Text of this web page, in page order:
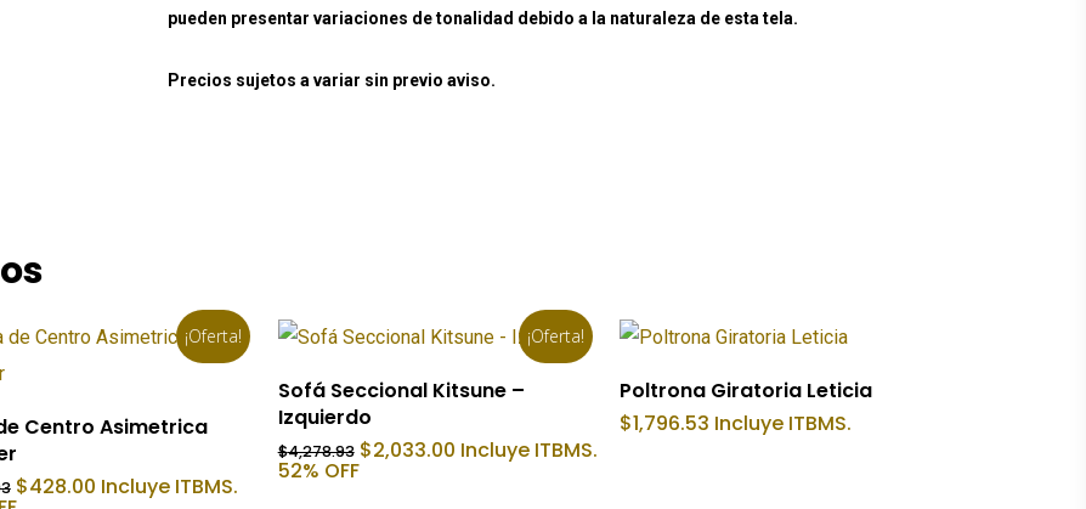
pueden presentar variaciones de tonalidad debido a la naturaleza de esta tela.
Precios sujetos a variar sin previo aviso.
¡Oferta!
Añadir Al Carrito
Centro Asimetrica
El
$428.00ElIncluye ITBMS.
¡Oferta!
Añadir Al Carrito
Sofá Seccional Kitsune –
Izquierdo
$4,278.93 El
precio
$2,033.00El
precio
Incluye ITBMS.
52% OFF
Añadir Al Carrito
Poltrona Giratoria Leticia
$1,796.53 Incluye ITBMS.